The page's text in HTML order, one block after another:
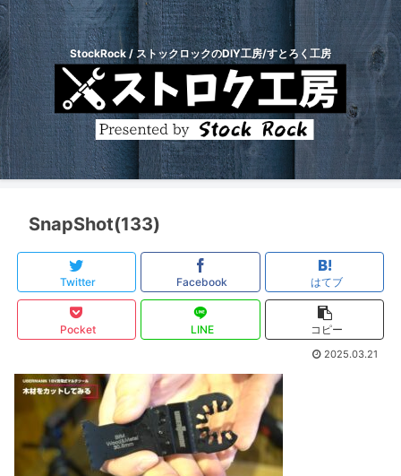
StockRock / ストックロックのDIY工房/すとろく工房
SnapShot(133)
Twitter Facebook はてブ
Pocket LINE コピー
2025.03.21